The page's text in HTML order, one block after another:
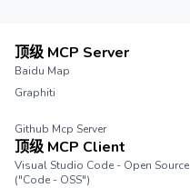
顶级 MCP Server
Baidu Map
Graphiti
Github Mcp Server
顶级 MCP Client
Visual Studio Code - Open Source
("Code - OSS")